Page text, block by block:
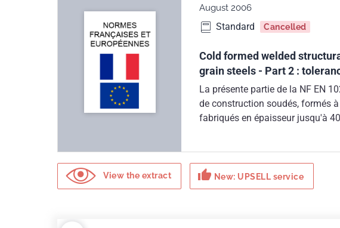
August 2006
Standard Cancelled
Cold formed welded
grain steels - Part 2 :
La présente partie de la NF EN
de construction soudés, formés
fabriqués en épaisseur jusqu'à
suivantes :- circulaire : diamètre
jusqu'à 500 mm x 300 mm.
View the extract thumb_up New: UPSELL service